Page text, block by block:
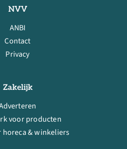
NVV
ANBI
Contact
Privacy
Zakelijk
voor producten
horeca & winkeliers